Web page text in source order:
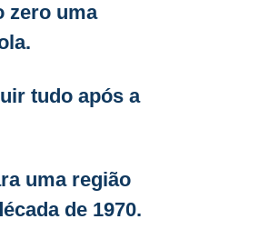
zero uma
tudo após a
uma região
de 1970.